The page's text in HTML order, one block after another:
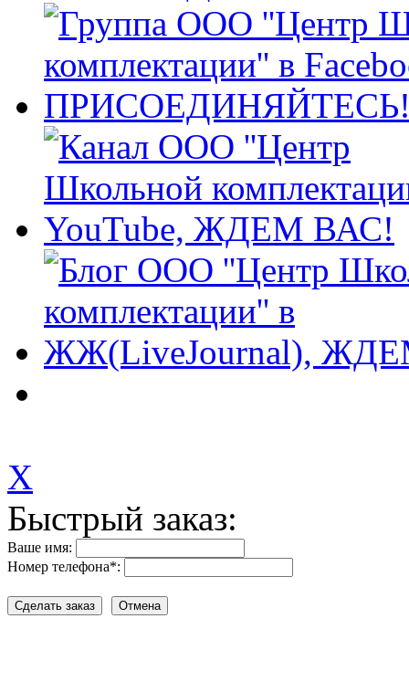
X
Быстрый заказ:
Ваше имя:
Номер телефона*: